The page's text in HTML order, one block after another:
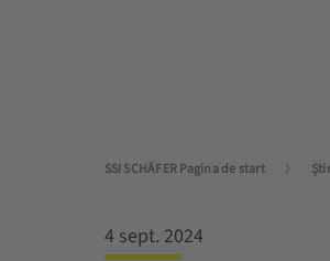
SSI SCHÄFER Pagina de start
4 sept. 2024